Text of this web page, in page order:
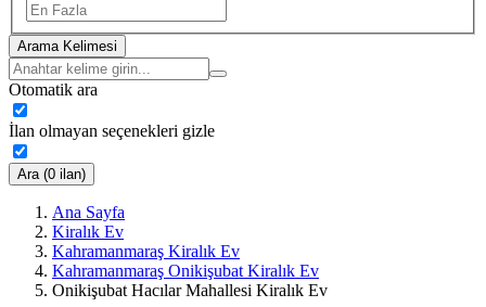
Arama Kelimesi
Otomatik ara
İlan olmayan seçenekleri gizle
Ara (0 ilan)
Ana Sayfa
Kiralık Ev
Kahramanmaraş Kiralık Ev
Kahramanmaraş Onikişubat Kiralık Ev
Onikişubat Hacılar Mahallesi Kiralık Ev